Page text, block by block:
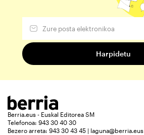
Berria.eus - Euskal Editorea SM
Telefonoa: 943 30 40 30
Bezero arreta: 943 30 43 45 | laguna@berria.eus